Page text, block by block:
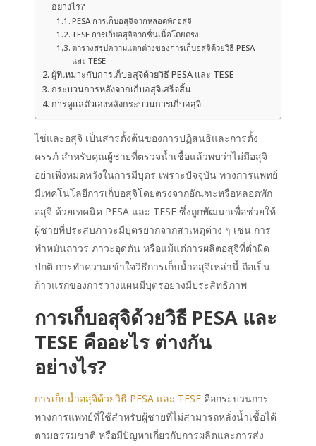
อย่างไร?
PESA การเก็บอสุจิจากหลอดพักอสุจิ
TESE การเก็บอสุจิจากชิ้นเนื้อโดยตรง
ตารางสรุปความแตกต่างของการเก็บอสุจิด้วยวิธี PESA
และ TESE
ผู้ที่เหมาะกับการเก็บอสุจิด้วยวิธี PESA และ TESE
กระบวนการหลังจากเก็บอสุจิเสร็จสิ้น
การดูแลตัวเองหลังกระบวนการเก็บอสุจิ
ไข่และอสุจิ เป็นสารตั้งต้นของการปฏิสนธิและการตั้ง
ครรภ์ สำหรับคุณผู้ชายที่ตรวจน้ำเชื้อแล้วพบว่าไม่มีอสุจิ
อย่าเพิ่งหมดหวังในการมีบุตร เพราะปัจจุบัน ทางการแพทย์
มีเทคโนโลยีการเก็บอสุจิโดยตรงจากอัณฑะหรือหลอดพัก
อสุจิ ด้วยเทคนิค PESA และ TESE ซึ่งถูกพัฒนาเพื่อช่วยให้
ผู้ชายที่ประสบภาวะมีบุตรยากจากสาเหตุต่าง ๆ เช่น การ
ทำหมันถาวร ภาวะอุดตัน หรือแม้แต่การผลิตอสุจิที่ต่ำผิด
ปกติ การทำความเข้าใจวิธีการเก็บน้ำอสุจิเหล่านี้ ถือเป็น
ก้าวแรกของการวางแผนมีบุตรอย่างมีประสิทธิภาพ
การเก็บอสุจิด้วยวิธี PESA และ
TESE คืออะไร ต่างกัน
อย่างไร?
การเก็บน้ำอสุจิด้วยวิธี PESA และ TESE คือกระบวนการ
ทางการแพทย์ที่ใช้สำหรับผู้ชายที่ไม่สามารถหลั่งน้ำเชื้อได้
ตามธรรมชาติ หรือมีปัญหาเกี่ยวกับการผลิตและการส่ง